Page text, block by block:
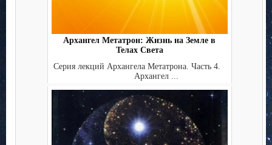
Архангел Метатрон: Жизнь на Земле в
Телах Света
Серия лекций Архангела Метатрона. Часть 4.
Архангел ...